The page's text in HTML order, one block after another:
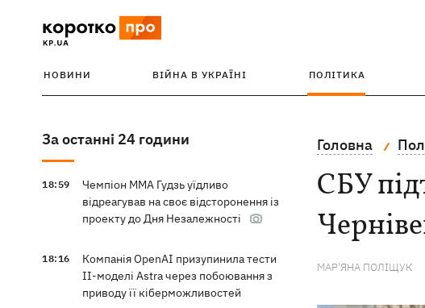
НОВИНИ ВІЙНА В УКРАЇНІ ПОЛІТИКА
За останні 24 години
18:59
Чемпіон ММА Гудзь уїдливо
відреагував на своє відсторонення із
проекту до Дня Незалежності
18:16
Компанія OpenAI призупинила тести
ІІ-моделі Astra через побоювання з
приводу її кіберможливостей
Головна
СБУ
МАР'ЯНА ПОЛІЩУК